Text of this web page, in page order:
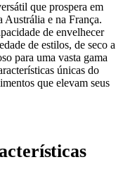
que prospera em
Austrália e na França.
de envelhecer
de estilos, de seco a
para uma vasta gama
únicas do
que elevam seus